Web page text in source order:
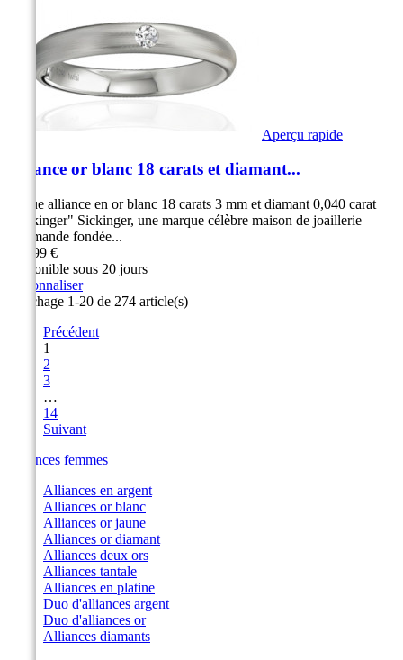
Aperçu rapide
Alliance or blanc 18 carats et diamant...
Bague alliance en or blanc 18 carats 3 mm et diamant 0,040 carat
"Sickinger" Sickinger, une marque célèbre maison de joaillerie
Allemande fondée...
999,99 €
Disponible sous 20 jours
Personnaliser
Affichage 1-20 de 274 article(s)
Précédent
1
2
3
…
14
Suivant
Alliances femmes
Alliances en argent
Alliances or blanc
Alliances or jaune
Alliances or diamant
Alliances deux ors
Alliances tantale
Alliances en platine
Duo d'alliances argent
Duo d'alliances or
Alliances diamants